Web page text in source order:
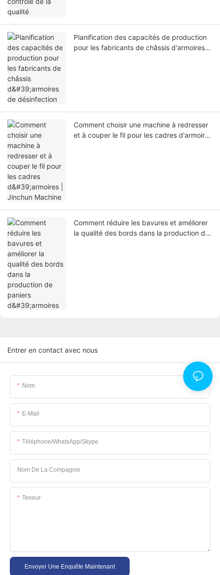
Planification des capacités de production
pour les fabricants de châssis d'armoires
Comment choisir une machine à redresser
et à couper le fil pour les cadres d'armoires
Comment réduire les bavures et améliorer
la qualité des bords dans la production de
Entrer en contact avec nous
Nom
E-Mail
Téléphone/WhatsApp/Skype
Nom De La Compagnie
Teneur
Envoyer Une Enquête Maintenant